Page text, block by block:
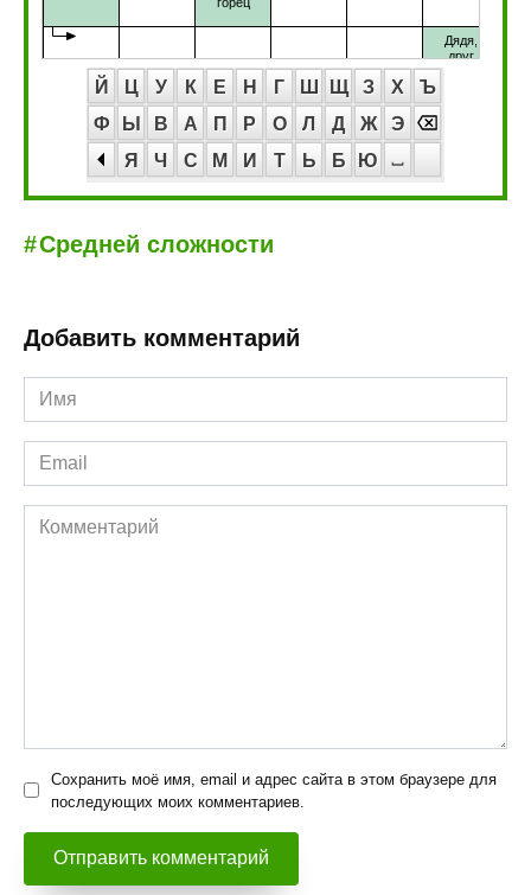
Й Ц У К Е Н Г Ш Щ З Х
Ъ
Ф
Ы В А П Р О Л Д Ж
Э
Я
Ч С М И Т Ь Б Ю
Средней сложности
Добавить комментарий
Имя
*
Email
*
Комментарий
Сохранить моё имя, email и адрес сайта в этом браузере для
последующих моих комментариев.